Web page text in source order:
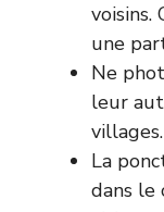
une
Ne
leur
villages.
La
dans le